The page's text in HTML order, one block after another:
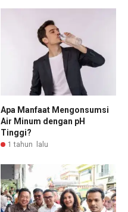
Apa Manfaat Mengonsumsi
Air Minum dengan pH
Tinggi?
1 tahun lalu